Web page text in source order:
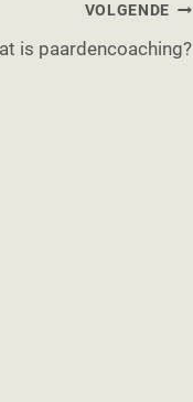
VOLGENDE
is paardencoaching?